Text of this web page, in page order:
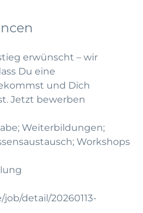
erwünscht – wir
Du eine
und Dich
Jetzt bewerben
Weiterbildungen;
Workshops
detail/20260113-